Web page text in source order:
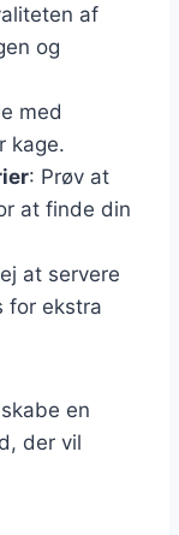
af
og
med
kage.
: Prøv at
at finde din
at servere
for ekstra
en
der vil